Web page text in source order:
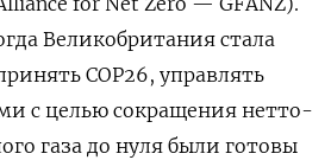
Великобритания стала
СОР26, управлять
с целью сокращения нетто-
газа до нуля были готовы